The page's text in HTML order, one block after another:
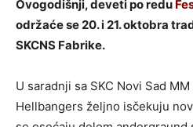
Ovogodišnji, deveti po redu
održaće se 20. i 21. oktobra
SKCNS Fabrike.
U saradnji sa SKC Novi Sad
Hellbangers željno isčekuju